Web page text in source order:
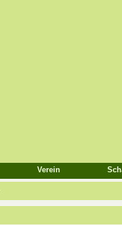
Verein